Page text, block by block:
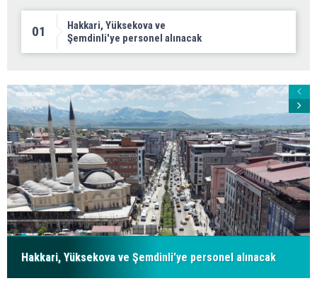
01
Hakkari, Yüksekova ve
Şemdinli'ye personel alınacak
Hakkari, Yüksekova ve Şemdinli'ye personel alınacak